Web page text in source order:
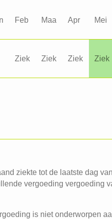
Feb Maa Apr Mei
Ziek Ziek Ziek Ziek
ziekte tot de laatste dag
vergoeding vergoeding
is niet onderworpen